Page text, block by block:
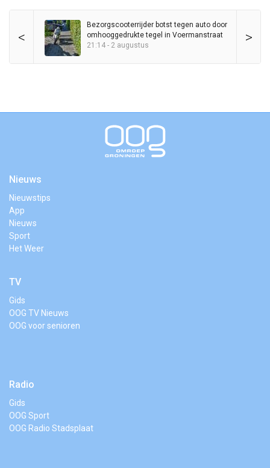
< >
Bezorgscooterrijder botst tegen auto door
omhooggedrukte tegel in Voermanstraat
21:14 - 2 augustus
Nieuws
Nieuwstips
App
Nieuws
Sport
Het Weer
TV
Gids
OOG TV Nieuws
OOG voor senioren
Radio
Gids
OOG Sport
OOG Radio Stadsplaat